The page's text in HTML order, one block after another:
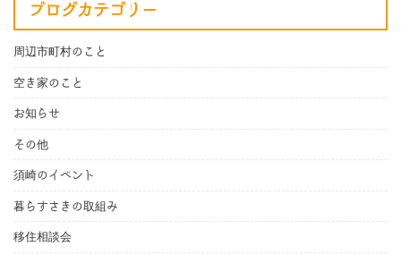
ブログカテゴリー
周辺市町村のこと
空き家のこと
お知らせ
その他
須崎のイベント
暮らすさきの取組み
移住相談会